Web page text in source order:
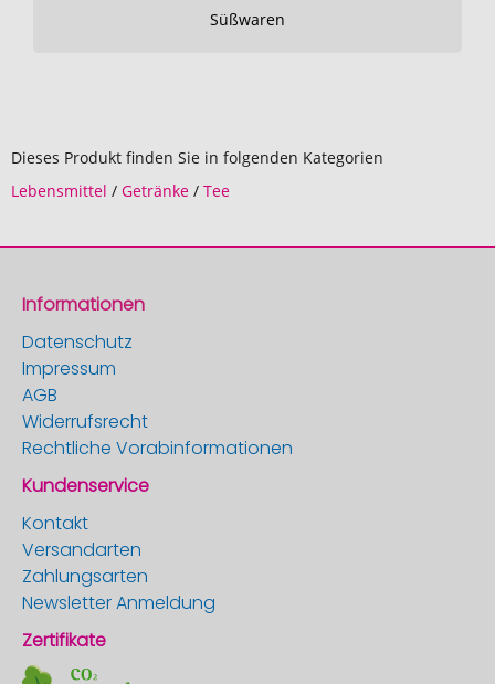
Süßwaren
Dieses Produkt finden Sie in folgenden Kategorien
Lebensmittel / Getränke / Tee
Informationen
Datenschutz
Impressum
AGB
Widerrufsrecht
Rechtliche Vorabinformationen
Kundenservice
Kontakt
Versandarten
Zahlungsarten
Newsletter Anmeldung
Zertifikate